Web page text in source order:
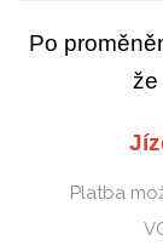
Po
že
Platba